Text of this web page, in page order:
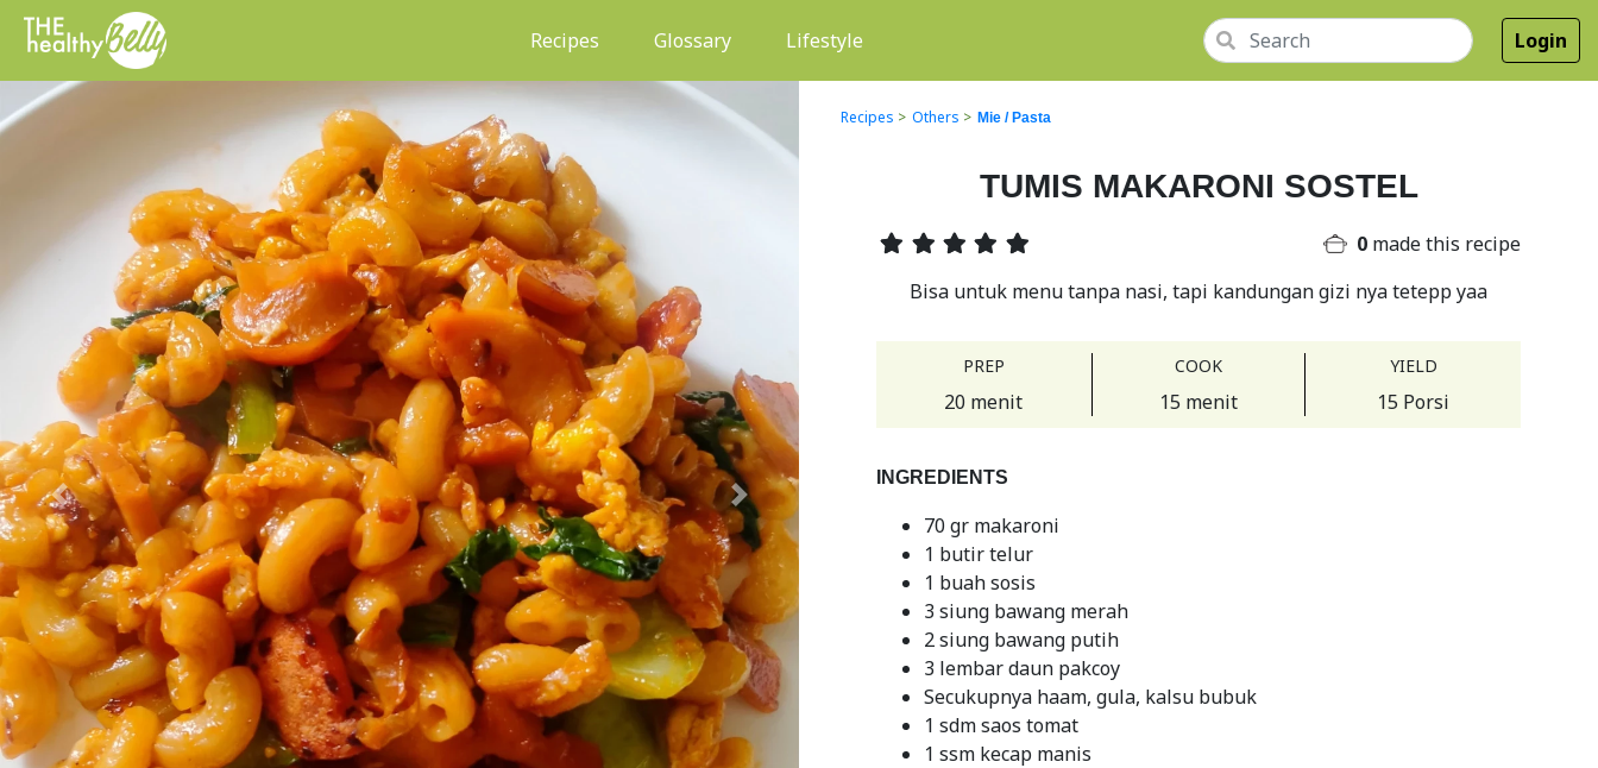
Recipes (current)Glossary Lifestyle Login
Previous Next
Recipes > Others > Mie / Pasta
TUMIS MAKARONI SOSTEL
0 made this recipe
Bisa untuk menu tanpa nasi, tapi kandungan gizi nya tetepp yaa
PREP
20 menit
COOK
15 menit
YIELD
15 Porsi
INGREDIENTS
70 gr makaroni
1 butir telur
1 buah sosis
3 siung bawang merah
2 siung bawang putih
3 lembar daun pakcoy
Secukupnya haam, gula, kalsu bubuk
1 sdm saos tomat
1 ssm kecap manis